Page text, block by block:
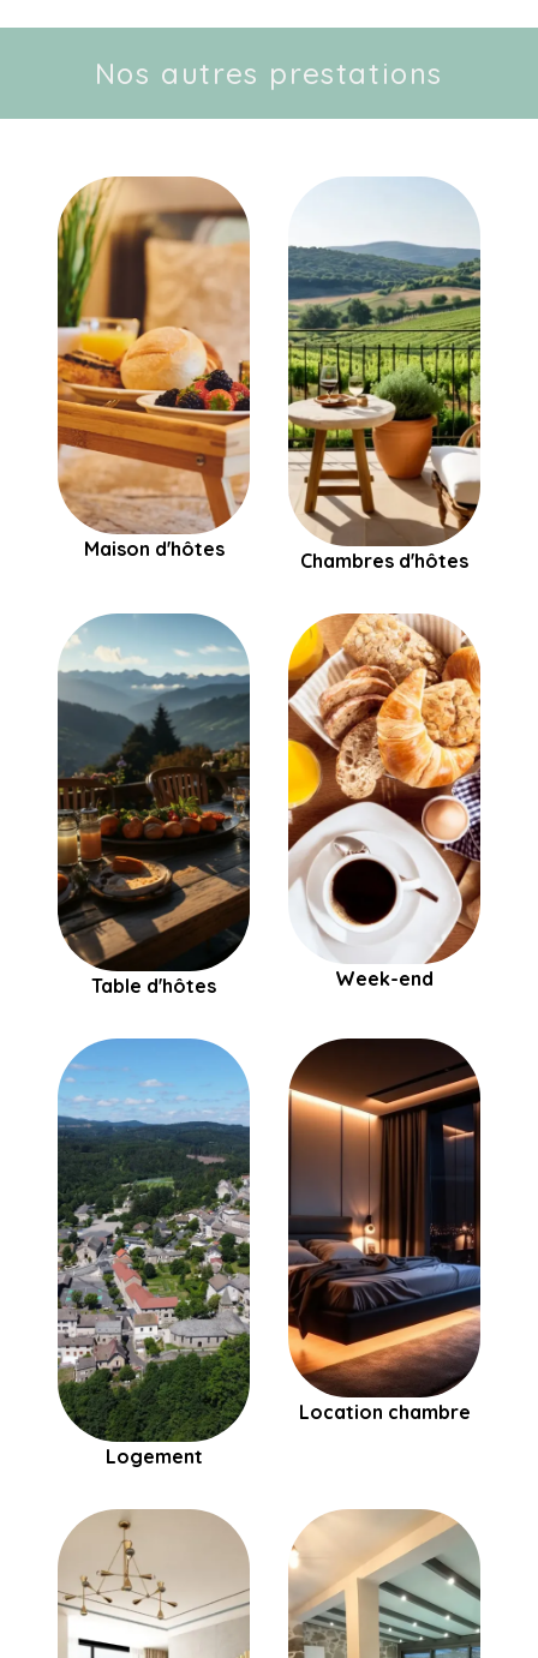
Nos autres prestations
Maison d'hôtes Chambres d'hôtes
Table d'hôtes Week-end
Logement
Location chambre